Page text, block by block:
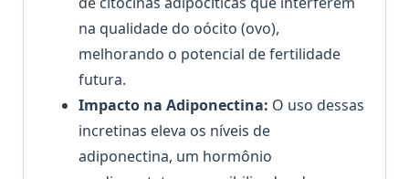
na qualidade do oócito (ovo),
melhorando o potencial de fertilidade
futura.
Impacto na Adiponectina: O uso dessas
incretinas eleva os níveis de
adiponectina, um hormônio